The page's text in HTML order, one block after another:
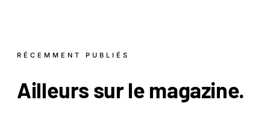
RÉCEMMENT PUBLIÉS
Ailleurs sur lemagazine.